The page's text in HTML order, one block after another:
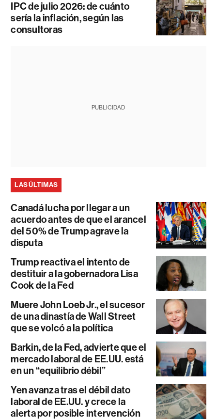
IPC de julio 2026: de cuánto
sería la inflación, según las
consultoras
PUBLICIDAD
LAS ÚLTIMAS
Canadá lucha por llegar a un
acuerdo antes de que el arancel
del 50% de Trump agrave la
disputa
Trump reactiva el intento de
destituir a la gobernadora Lisa
Cook de la Fed
Muere John Loeb Jr., el sucesor
de una dinastía de Wall Street
que se volcó a la política
Barkin, de la Fed, advierte que el
mercado laboral de EE.UU. está
en un “equilibrio débil”
Yen avanza tras el débil dato
laboral de EE.UU. y crece la
alerta por posible intervención